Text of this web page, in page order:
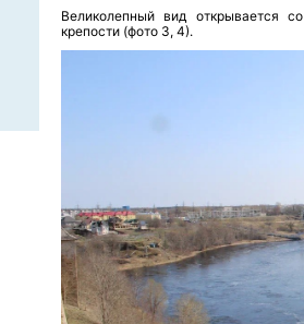
Великолепный вид открывается
крепости (фото 3, 4).